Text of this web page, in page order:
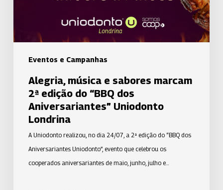
Eventos e Campanhas
“BBQ
dos
Aniversariantes”
Londrina
Alegria, música e sabores marcam
2ª edição do “BBQ dos
Aniversariantes” Uniodonto
Londrina
A Uniodonto realizou, no dia 24/07, a 2ª edição do “BBQ dos
Aniversariantes Uniodonto”, evento que celebrou os
cooperados aniversariantes de maio, junho, julho e…